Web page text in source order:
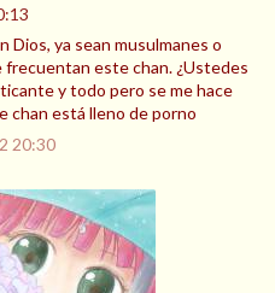
Dios, ya sean musulmanes o
frecuentan este chan. ¿Ustedes
y todo pero se me hace
chan está lleno de porno
20:30